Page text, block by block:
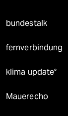
bundestalk
fernverbindung
klima update°
Mauerecho